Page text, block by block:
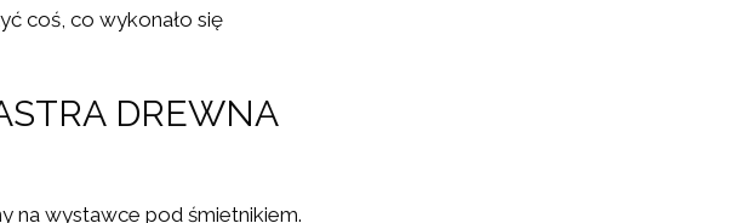
coś, co wykonało się
DREWNA
na wystawce pod śmietnikiem.